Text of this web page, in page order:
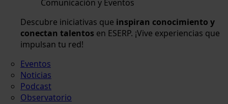
Comunicación y Eventos
Descubre iniciativas que inspiran conocimiento y
conectan talentos en ESERP. ¡Vive experiencias que
impulsan tu red!
Eventos
Noticias
Podcast
Observatorio